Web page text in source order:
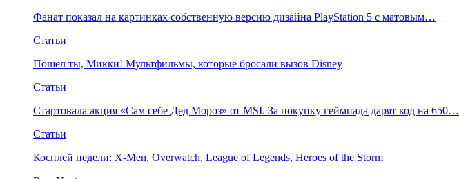
Фанат показал на картинках собственную версию дизайна PlayStation 5 с матовым…
Статьи
Пошёл ты, Микки! Мультфильмы, которые бросали вызов Disney
Статьи
Стартовала акция «Сам себе Дед Мороз» от MSI. За покупку геймпада дарят код на 650…
Статьи
Косплей недели: X-Men, Overwatch, League of Legends, Heroes of the Storm